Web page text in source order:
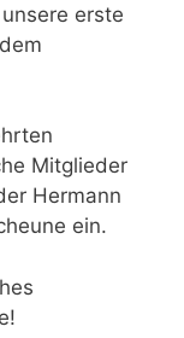
erste
Mitglieder
Hermann
ein.